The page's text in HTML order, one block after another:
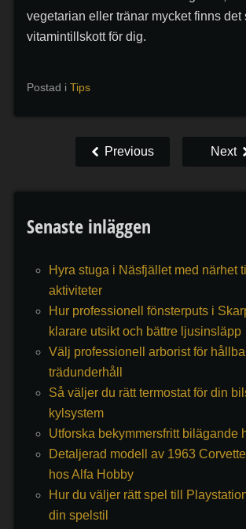
vegetarian eller tränar mycket finns det
vitamintillskott för dig.
Postad iTips
Previous Next
Senaste inläggen
Hyra stuga i Näsfjället med närhet
aktiviteter
Hur professionell fönsterputs i
klarare utsikt och bättre ljusinsläpp
Välj professionell arborist för
trädunderhåll
Så väljer du rätt termostat för din
kylsystem
Utforska bekymmersfritt bilägande
Detaljerad modell av 1963
hos Alfa Hobby
Hur du väljer rätt spel till
din spelstil